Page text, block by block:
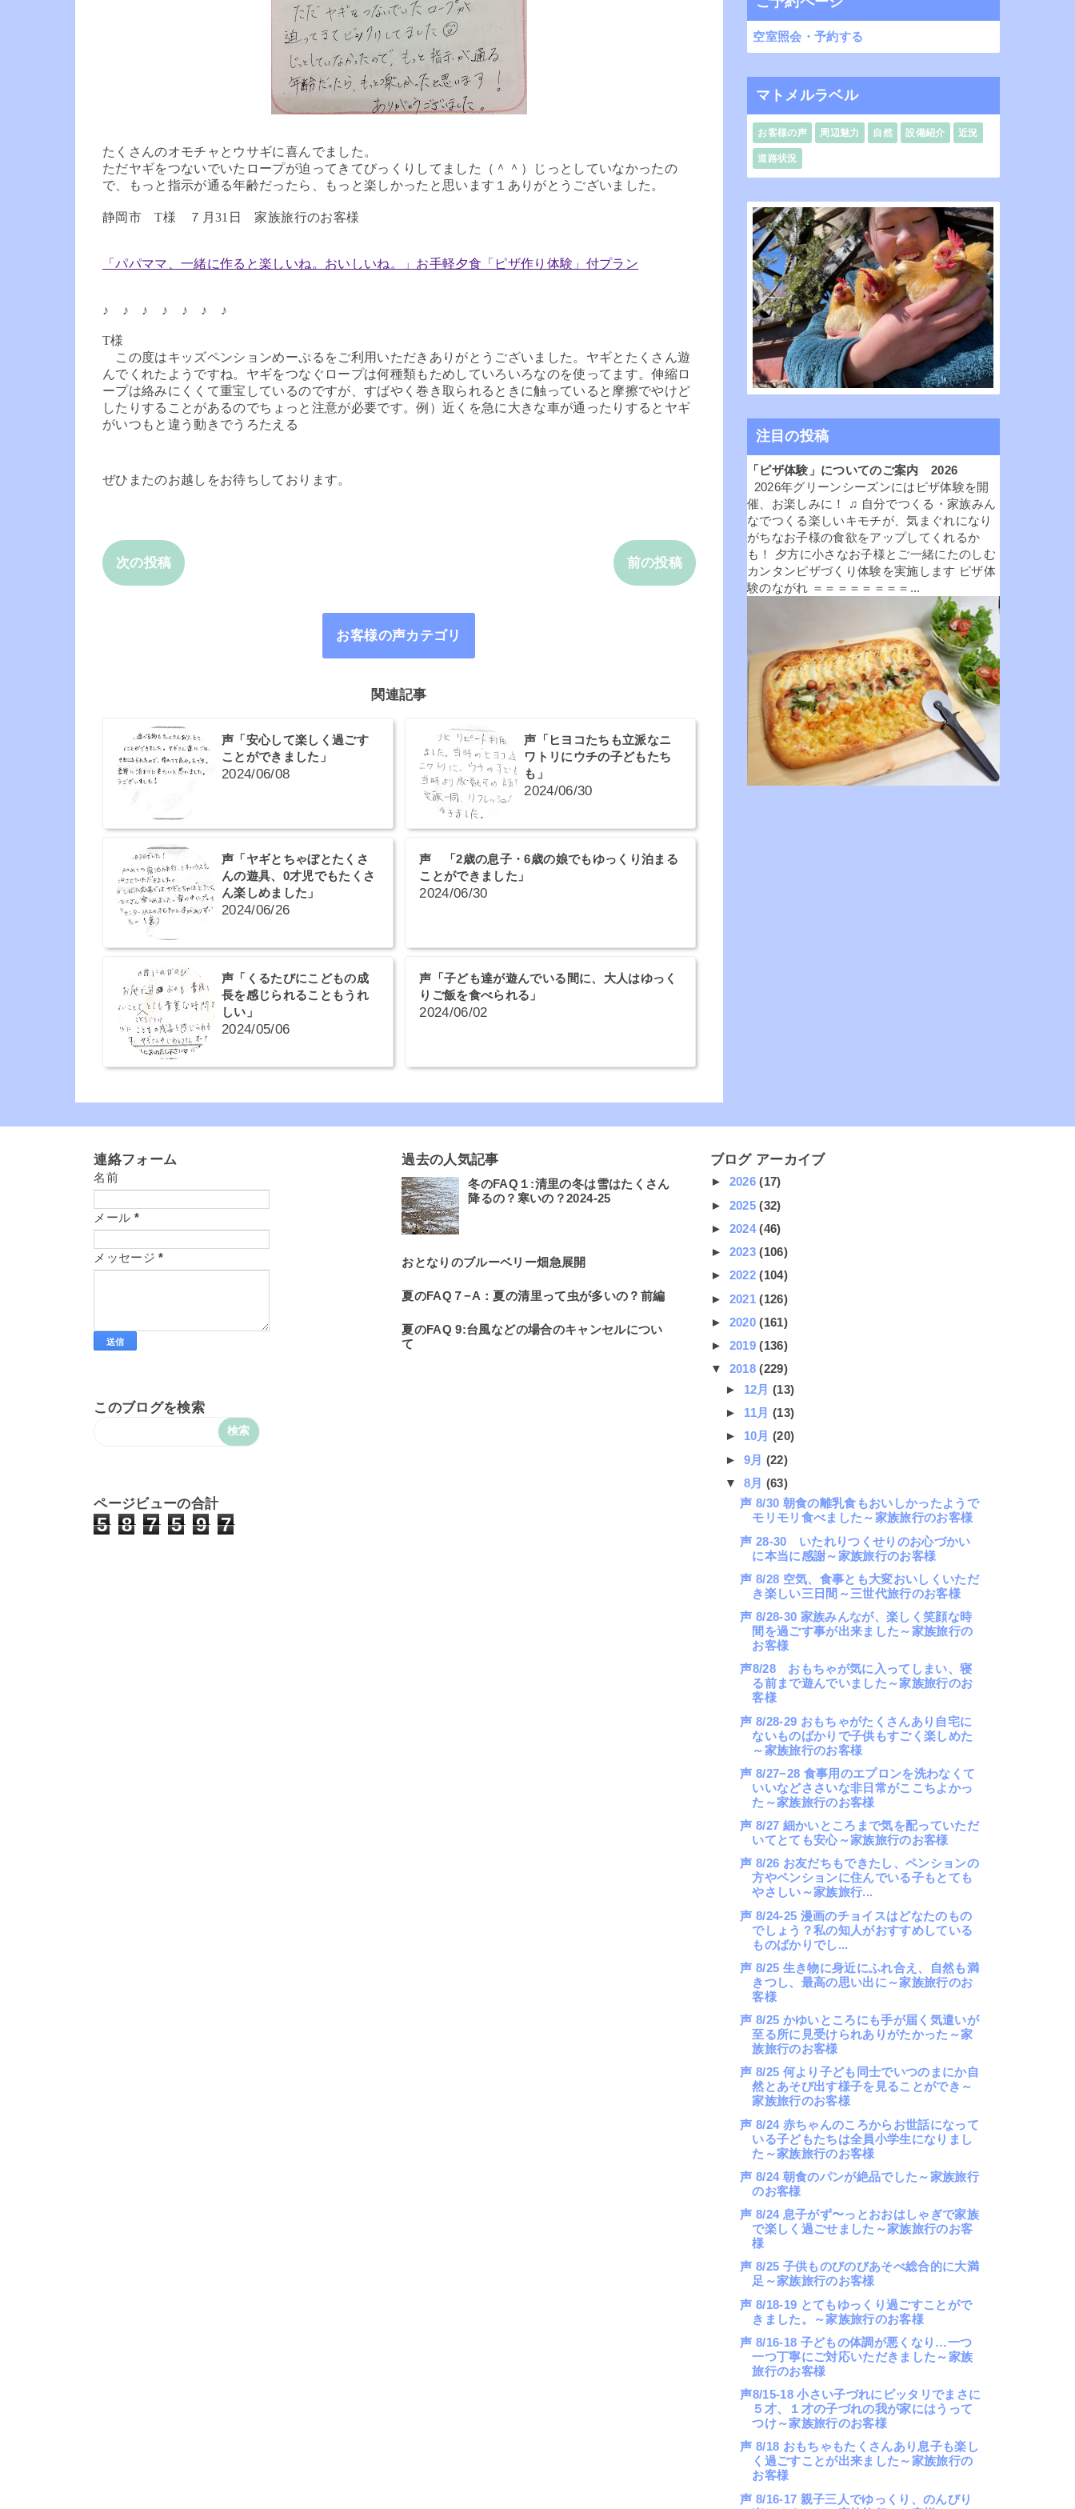
たくさんのオモチャとウサギに喜んでました。
ただヤギをつないでいたロープが迫ってきてびっくりしてました（＾＾）じっとしていなかったの
で、もっと指示が通る年齢だったら、もっと楽しかったと思います１ありがとうございました。
静岡市 T様 ７月31日 家族旅行のお客様
「パパママ、一緒に作ると楽しいね。おいしいね。」お手軽夕食「ピザ作り体験」付プラン
♪ ♪ ♪ ♪ ♪ ♪ ♪
T様
この度はキッズペンションめーぷるをご利用いただきありがとうございました。ヤギとたくさん遊
んでくれたようですね。ヤギをつなぐロープは何種類もためしていろいろなのを使ってます。伸縮ロ
ープは絡みにくくて重宝しているのですが、すばやく巻き取られるときに触っていると摩擦でやけど
したりする ことがあるのでちょっと注意が必要です。例）近くを急に大きな車が通ったりするとヤギ
がいつもと違う動きでうろたえる
ぜひまたのお越しをお待ちしております。
次の投稿 前の投稿
お客様の声カテゴリ
関連記事
声「安心して楽しく過ごす
ことができました」
2024/06/08
声「ヒヨコたちも立派なニ
ワトリにウチの子どもたち
も」
2024/06/30
声「ヤギとちゃぼとたくさ
んの遊具、0才児でもたくさ
ん楽しめました」
2024/06/26
声 「2歳の息子・6歳の娘でもゆっくり泊まる
ことができました」
2024/06/30
声「くるたびにこどもの成
長を感じられることもうれ
しい」
2024/05/06
声「子ども達が遊んでいる間に、大人はゆっく
りご飯を食べられる」
2024/06/02
空室照会・予約する
マトメルラベル
お客様の声 周辺魅力 自然 設備紹介 近況
道路状況
注目の投稿
「ピザ体験」についてのご案内 2026
2026年グリーンシーズンにはピザ体験を開
催、お楽しみに！ ♫ 自分でつくる・家族みん
なでつくる楽しいキモチが、気まぐれになり
がちなお子様の食欲をアップしてくれるか
も！ 夕方に小さなお子様とご一緒にたのしむ
カンタンピザづくり体験を実施します ピザ体
験のながれ ＝＝＝＝＝＝＝＝...
連絡フォーム
名前
メール *
メッセージ*
このブログを検索
ページビューの合計
5 8 7 5 9 7
過去の人気記事
冬のFAQ１:清里の冬は雪はたくさん
降るの？寒いの？2024-25
おとなりのブルーベリー畑急展開
夏のFAQ７−A：夏の清里って虫が多いの？前編
夏のFAQ 9:台風などの場合のキャンセルについ
て
ブログ アーカイブ
► 2026(17)
► 2025(32)
► 2024(46)
► 2023(106)
► 2022(104)
► 2021(126)
► 2020(161)
► 2019(136)
▼ 2018(229)
► 12月(13)
► 11月(13)
► 10月(20)
► 9月 (22)
▼ 8月 (63)
声 8/30 朝食の離乳食もおいしかったようで
モリモリ食べました～家族旅行のお客様
声 28-30 いたれりつくせりのお心づかい
に本当に感謝～家族旅行のお客様
声 8/28 空気、食事とも大変おいしくいただ
き楽しい三日間～三世代旅行のお客様
声 8/28-30 家族みんなが、楽しく笑顔な時
間を過ごす事が出来ました～家族旅行の
お客様
声8/28 おもちゃが気に入ってしまい、寝
る前まで遊んでいました～家族旅行のお
客様
声 8/28-29 おもちゃがたくさんあり自宅に
ないものばかりで子供もすごく楽しめた
～家族旅行のお客様
声 8/27−28 食事用のエプロンを洗わなくて
いいなどささいな非日常がここちよかっ
た～家族旅行のお客様
声 8/27 細かいところまで気を配っていただ
いてとても安心～家族旅行のお客様
声 8/26 お友だちもできたし、ペンションの
方やペンションに住んでいる子もとても
やさしい～家族旅行...
声 8/24-25 漫画のチョイスはどなたのもの
でしょう？私の知人がおすすめしている
ものばかりでし...
声 8/25 生き物に身近にふれ合え、自然も満
きつし、最高の思い出に～家族旅行のお
客様
声 8/25 かゆいところにも手が届く気遣いが
至る所に見受けられありがたかった～家
族旅行のお客様
声 8/25 何より子ども同士でいつのまにか自
然とあそび出す様子を見ることができ～
家族旅行のお客様
声 8/24 赤ちゃんのころからお世話になって
いる子どもたちは全員小学生になりまし
た～家族旅行のお客様
声 8/24 朝食のパンが絶品でした～家族旅行
のお客様
声 8/24 息子がず〜っとおおはしゃぎで家族
で楽しく過ごせました～家族旅行のお客
様
声 8/25 子供ものびのびあそべ総合的に大満
足～家族旅行のお客様
声 8/18-19 とてもゆっくり過ごすことがで
きました。～家族旅行のお客様
声 8/16-18 子どもの体調が悪くなり…一つ
一つ丁寧にご対応いただきました～家族
旅行のお客様
声8/15-18 小さい子づれにピッタリでまさに
５才、１才の子づれの我が家にはうって
つけ～家族旅行のお客様
声 8/18 おもちゃもたくさんあり息子も楽し
く過ごすことが出来ました～家族旅行の
お客様
声 8/16-17 親子三人でゆっくり、のんびり